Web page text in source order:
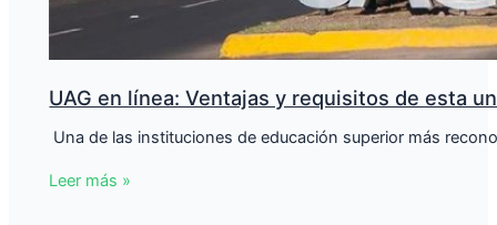
UAG en línea: Ventajas y requisitos de esta
Una de las instituciones de educación superior más
Leer más »